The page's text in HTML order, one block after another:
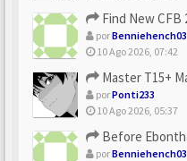
Find New
porBenniehench03
10 Ago 2026, 07:42
Master T15+
porPonti233
10 Ago 2026, 05:37
Before
porBenniehench03